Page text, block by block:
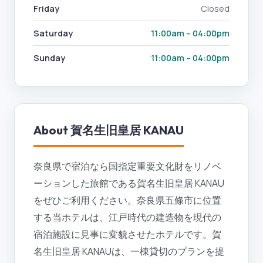
Friday Closed
Saturday 11:00am – 04:00pm
Sunday 11:00am – 04:00pm
About賀名生旧皇居 KANAU
奈良県で宿泊なら国指定重要文化財をリノベ
ーションした旅館である賀名生旧皇居 KANAU
をぜひご利用ください。奈良県五條市に位置
する当ホテルは、江戸時代の建造物を現代の
宿泊施設に見事に変貌させたホテルです。賀
名生旧皇居 KANAUは、一棟貸切のプランを提